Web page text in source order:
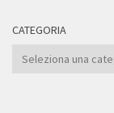
CATEGORIA
Categoria